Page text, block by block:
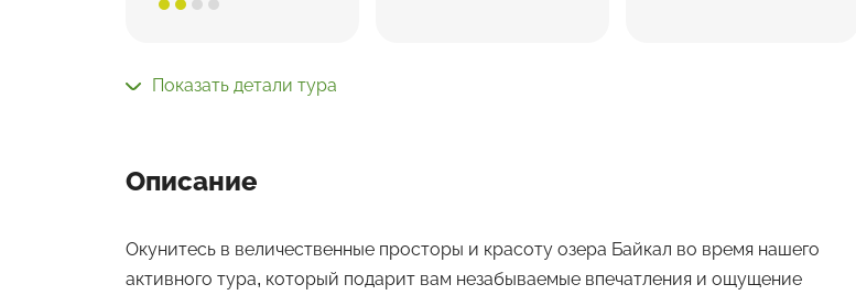
Показать детали тура
Описание
Окунитесь в величественные просторы и красоту озера Байкал во время нашего
активного тура, который подарит вам незабываемые впечатления и ощущение